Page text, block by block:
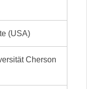
(USA)
Cherson